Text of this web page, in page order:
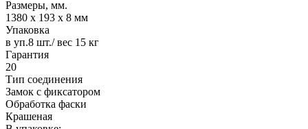
Размеры, мм.
1380 х 193 х 8 мм
Упаковка
в уп.8 шт./ вес 15 кг
Гарантия
20
Тип соединения
Замок с фиксатором
Обработка фаски
Крашеная